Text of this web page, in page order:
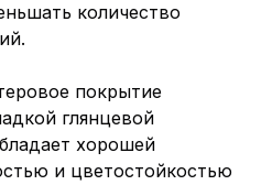
количество
покрытие
глянцевой
хорошей
и цветостойкостью